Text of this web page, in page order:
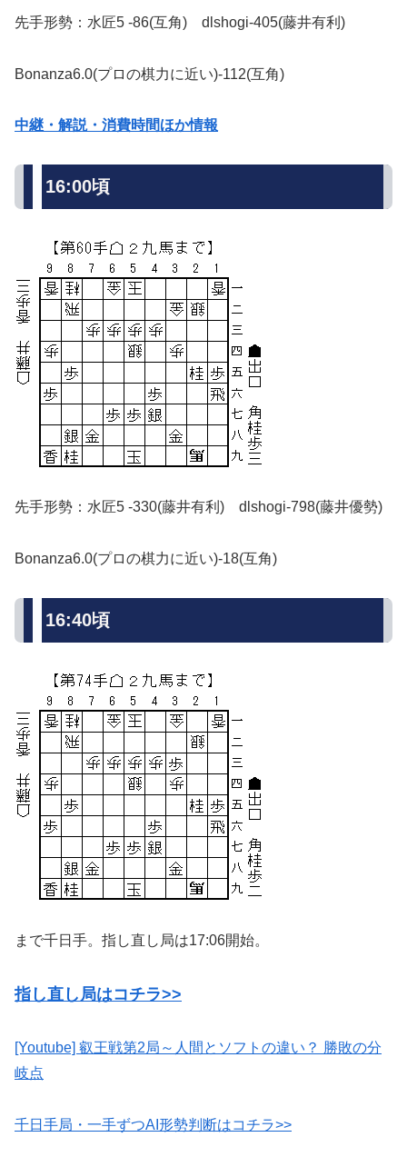
先手形勢：水匠5 -86(互角) dlshogi-405(藤井有利)
Bonanza6.0(プロの棋力に近い)-112(互角)
中継・解説・消費時間ほか情報
16:00頃
先手形勢：水匠5 -330(藤井有利) dlshogi-798(藤井優勢)
Bonanza6.0(プロの棋力に近い)-18(互角)
16:40頃
まで千日手。指し直し局は17:06開始。
指し直し局はコチラ>>
[Youtube] 叡王戦第2局～人間とソフトの違い？ 勝敗の分
岐点
千日手局・一手ずつAI形勢判断はコチラ>>